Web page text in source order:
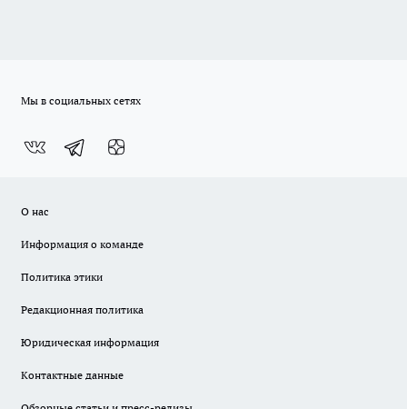
Мы в социальных сетях
О нас
Информация о команде
Политика этики
Редакционная политика
Юридическая информация
Контактные данные